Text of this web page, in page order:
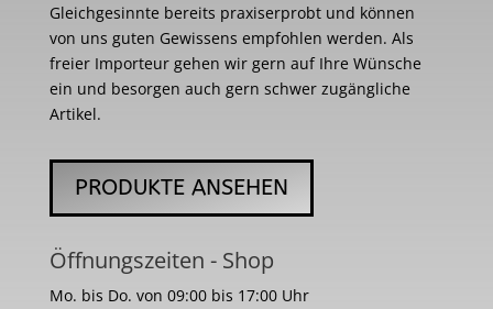
Gleichgesinnte bereits praxiserprobt und können
von uns guten Gewissens empfohlen werden. Als
freier Importeur gehen wir gern auf Ihre Wünsche
ein und besorgen auch gern schwer zugängliche
Artikel.
PRODUKTE ANSEHEN
Öffnungszeiten - Shop
Mo. bis Do. von 09:00 bis 17:00 Uhr